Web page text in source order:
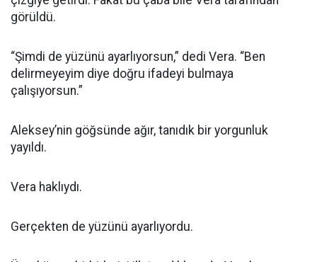
görüldü.
“Şimdi de yüzünü ayarlıyorsun,” dedi Vera. “Ben
delirmeyeyim diye doğru ifadeyi bulmaya
çalışıyorsun.”
Aleksey’nin göğsünde ağır, tanıdık bir yorgunluk
yayıldı.
Vera haklıydı.
Gerçekten de yüzünü ayarlıyordu.